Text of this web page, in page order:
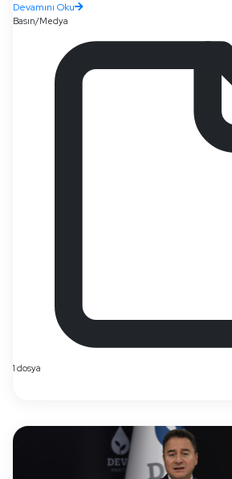
Devamını Oku
Basın/Medya
1 dosya